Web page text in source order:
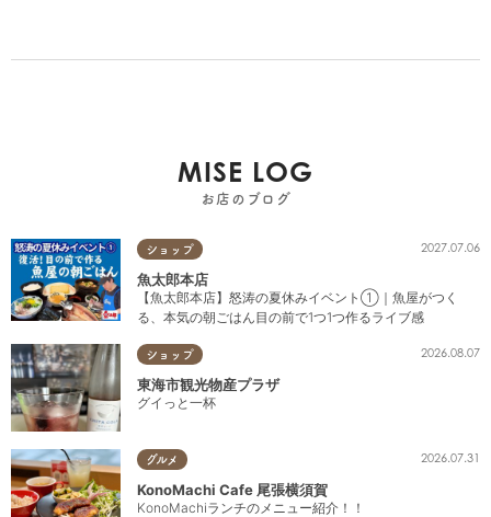
MISE LOG
お店のブログ
ショップ 2027.07.06
魚太郎本店
【魚太郎本店】怒涛の夏休みイベント①｜魚屋がつく
る、本気の朝ごはん目の前で1つ1つ作るライブ感
ショップ 2026.08.07
東海市観光物産プラザ
グイっと一杯
グルメ 2026.07.31
KonoMachi Cafe 尾張横須賀
KonoMachiランチのメニュー紹介！！